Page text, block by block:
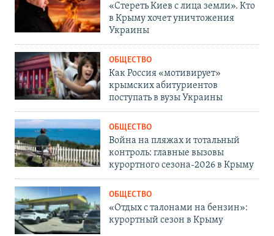
«Стереть Киев с лица земли». Кто
в Крыму хочет уничтожения
Украины
ОБЩЕСТВО
Как Россия «мотивирует»
крымских абитуриентов
поступать в вузы Украины
ОБЩЕСТВО
Война на пляжах и тотальный
контроль: главные вызовы
курортного сезона-2026 в Крыму
ОБЩЕСТВО
«Отдых с талонами на бензин»:
курортный сезон в Крыму